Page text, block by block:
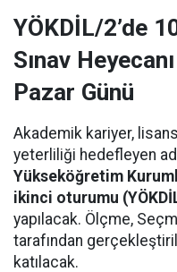
YÖKDİL/2’de
Sınav
Pazar Günü
Akademik kariyer,
yeterliliği hedefleyen
Yükseköğretim
ikinci oturumu
yapılacak. Ölçme,
tarafından
katılacak.